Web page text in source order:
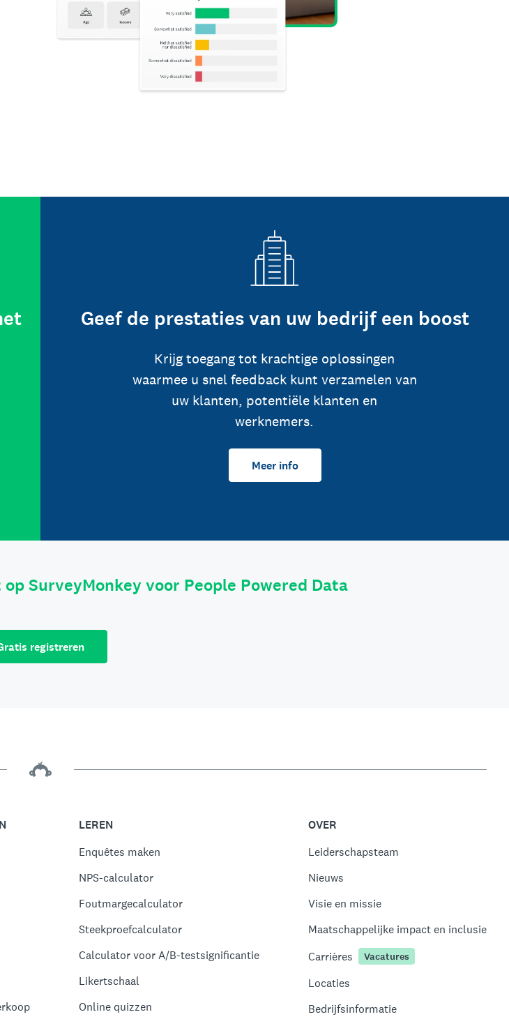
Geef de prestaties van uw bedrijf een boost
Krijg toegang tot krachtige oplossingen
waarmee u snel feedback kunt verzamelen van
uw klanten, potentiële klanten en
werknemers.
Meer info
SurveyMonkey voor People Powered Data
registreren
LEREN
Enquêtes maken
NPS-calculator
Foutmargecalculator
Steekproefcalculator
Calculator voor A/B-testsignificantie
Likertschaal
Online quizzen
OVER
Leiderschapsteam
Nieuws
Visie en missie
Maatschappelijke impact en inclusie
Carrières
Vacatures
Locaties
Bedrijfsinformatie